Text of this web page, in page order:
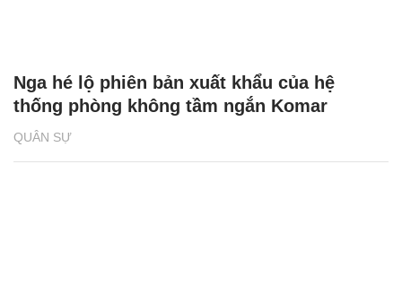
QUÂN SỰ
Nga hé lộ phiên bản xuất khẩu của hệ
thống phòng không tầm ngắn Komar